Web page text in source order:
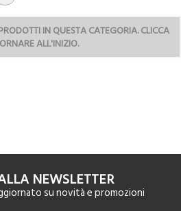
IN QUESTA CATEGORIA. CLICCA
ALL'INIZIO.
NEWSLETTER
su novità e promozioni